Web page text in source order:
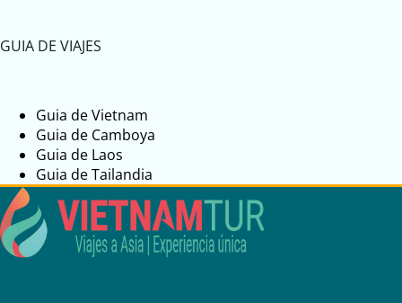
GUIA DE VIAJES
Guia de Vietnam
Guia de Camboya
Guia de Laos
Guia de Tailandia